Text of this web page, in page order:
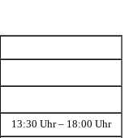
13:30 Uhr – 18:00 Uhr